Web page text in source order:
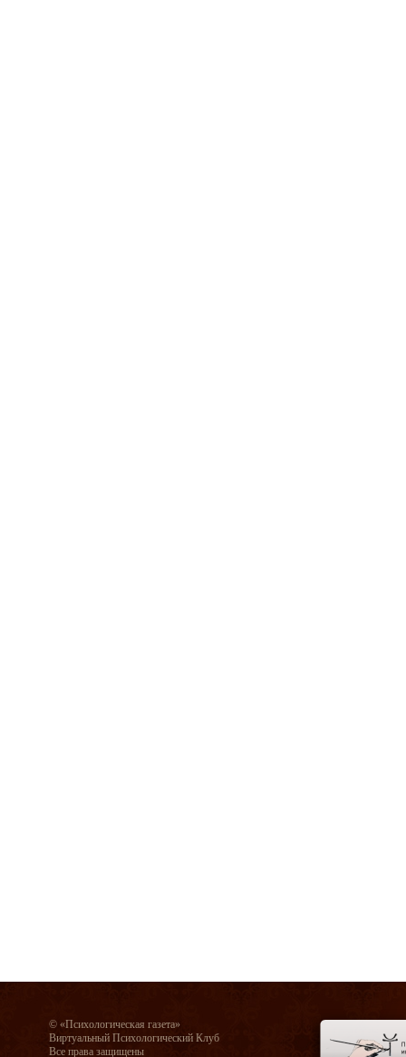
© «Психологическая газета»
Виртуальный Психологический Клуб
Все права защищены